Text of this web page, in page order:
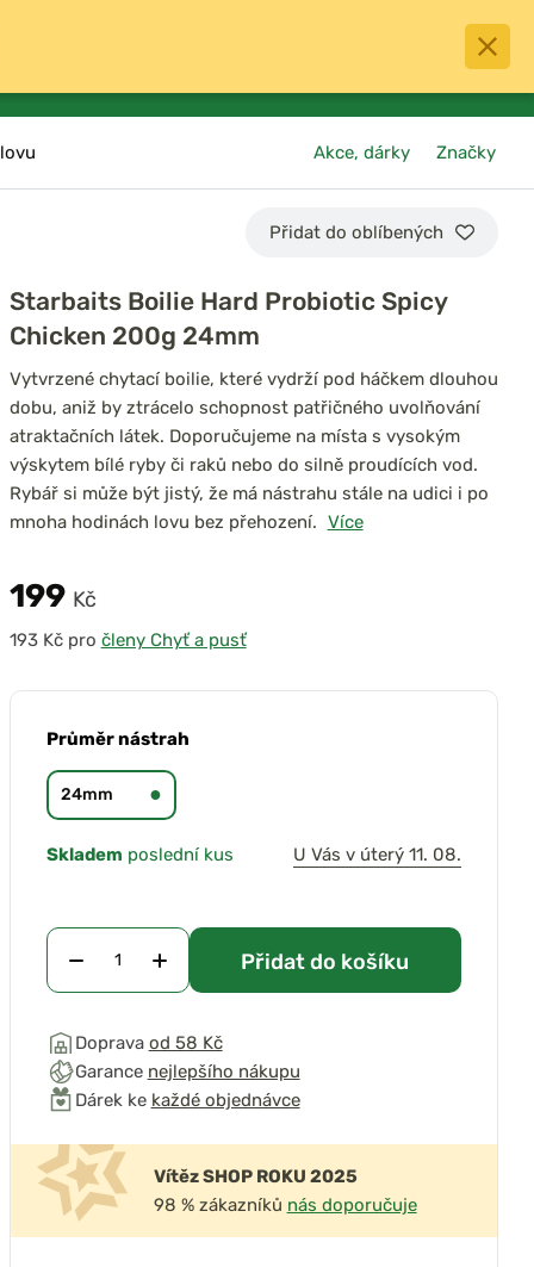
0
košík
Akce, dárky Značky
Přidat do oblíbených
Starbaits Boilie Hard Probiotic Spicy
Chicken 200g 24mm
Vytvrzené chytací boilie, které vydrží pod háčkem dlouhou
dobu, aniž by ztrácelo schopnost patřičného uvolňování
atraktačních látek. Doporučujeme na místa s vysokým
výskytem bílé ryby či raků nebo do silně proudících vod.
Rybář si může být jistý, že má nástrahu stále na udici i po
mnoha hodinách lovu bez přehození. Více
199 Kč
pro členy Chyť a pusť
Průměr nástrah
24mm ●
Skladem poslední kus U Vás v úterý 11. 08.
Přidat do košíku
Doprava od 58 Kč
Garance nejlepšího nákupu
Dárek ke každé objednávce
Vítěz SHOP ROKU 2025
98 % zákazníků nás doporučuje